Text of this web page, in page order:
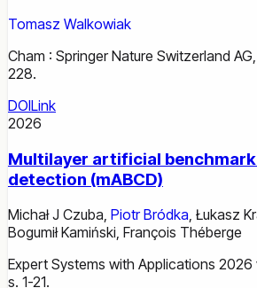
Tomasz Walkowiak
Cham : Springer Nature Switzerland
228.
DOILink
2026
Multilayer artificial
detection (mABCD)
Michał J Czuba, Piotr Bródka, Łukasz
Bogumił Kamiński, François Théberge
Expert Systems with Applications 2026
s. 1-21.